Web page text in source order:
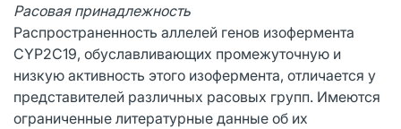
Расовая принадлежность
Распространенность аллелей генов изофермента
CYP2C19, обуславливающих промежуточную и
низкую активность этого изофермента, отличается у
представителей различных расовых групп. Имеются
ограниченные литературные данные об их